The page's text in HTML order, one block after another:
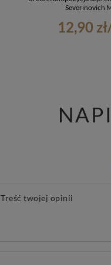
Severinovich
12,90 zł
Treść twojej opinii